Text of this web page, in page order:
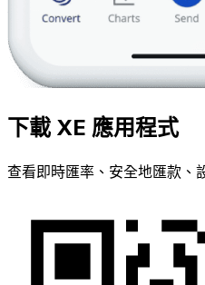
下載 XE 應用程式
查看即時匯率、安全地匯款、